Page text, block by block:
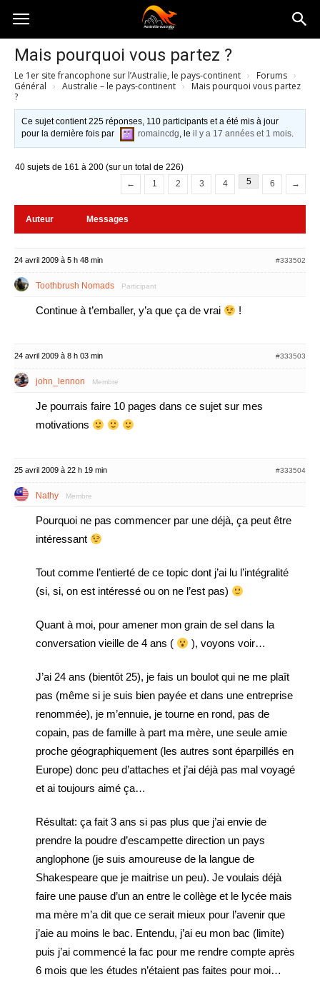
Australia-
australie.com
Mais pourquoi vous partez ?
Le 1er site francophone sur l’Australie, le pays-continent › Forums ›
Général › Australie – le pays-continent ›
Mais pourquoi vous partez
?
Ce sujet contient 225 réponses, 110 participants et a été mis à jour
pour la dernière fois par
romaincdg, leil y a 17 années et 1 mois.
40 sujets de 161 à 200 (sur un total de 226)
←
1 2 3 4 5 6 →
Auteur Messages
24 avril 2009 à 5 h 48 min #333502
Toothbrush Nomads Participant
Continue à t’emballer, y’a que ça de vrai !
24 avril 2009 à 8 h 03 min #333503
john_lennon Membre
Je pourrais faire 10 pages dans ce sujet sur mes
motivations
25 avril 2009 à 22 h 19 min #333504
Nathy Membre
Pourquoi ne pas commencer par une déjà, ça peut être
intéressant
Tout comme l’entierté de ce topic dont j’ai lu l’intégralité
(si, si, on est intéressé ou on ne l’est pas)
Quant à moi, pour amener mon grain de sel dans la
conversation vieille de 4 ans (
), voyons voir…
J’ai 24 ans (bientôt 25), je fais un boulot qui ne me plaît
pas (même si je suis bien payée et dans une entreprise
renommée), je m’ennuie, je tourne en rond, pas de
copain, pas de famille à part ma mère, une seule amie
proche géographiquement (les autres sont éparpillés en
Europe) donc peu d’attaches et j’ai déjà pas mal voyagé
et ai toujours aimé ça…
Résultat: ça fait 3 ans si pas plus que j’ai envie de
prendre la poudre d’escampette direction un pays
anglophone (je suis amoureuse de la langue de
Shakespeare que je maitrise un peu). Je voulais déjà
faire une pause d’un an entre le collège et le lycée mais
ma mère m’a dit que ce serait mieux pour l’avenir que
j’aie au moins le bac. Entendu, j’ai eu mon bac (limite)
puis j’ai commencé la fac pour me rendre compte après
6 mois que les études n’étaient pas faites pour moi…